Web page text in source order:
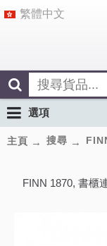
繁體中文
選項
主頁 搜尋
FINN 1870, 書櫃